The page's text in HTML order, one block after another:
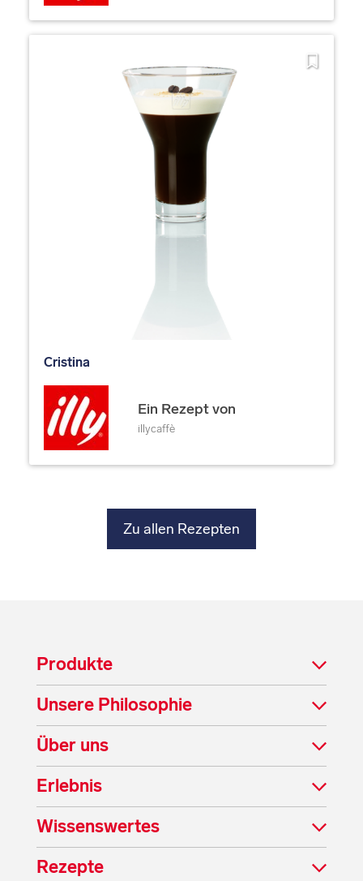
Cristina
Ein Rezept von
illycaffè
Zu allen Rezepten
Produkte
Unsere Philosophie
Über uns
Erlebnis
Wissenswertes
Rezepte